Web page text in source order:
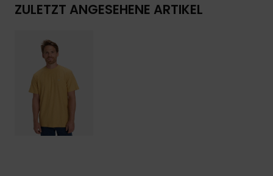
ZULETZT ANGESEHENE ARTIKEL